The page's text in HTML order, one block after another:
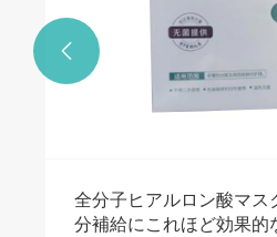
全分子ヒアルロン酸マス
分補給にこれほど効果的
